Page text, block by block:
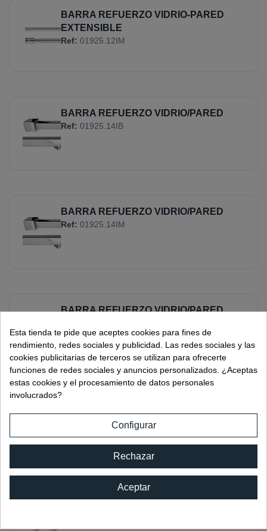
BARRA REFUERZO VIDRIO-PARED
EXTENSIBLE
Ref: 01925.12IM
BARRA REFUERZO VIDRIO/PARED
Ref: 01925.14IB
BARRA REFUERZO VIDRIO/PARED
Ref: 01925.14IM
BARRA REFUERZO VIDRIO/PARED
01925.15IM
Esta tienda te pide que aceptes cookies para fines de
rendimiento, redes sociales y publicidad. Las redes sociales y las
cookies publicitarias de terceros se utilizan para ofrecerte
funciones de redes sociales y anuncios personalizados. ¿Aceptas
estas cookies y el procesamiento de datos personales
involucrados?
Configurar
Rechazar
Aceptar